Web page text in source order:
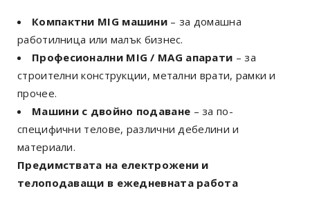
Компактни MIG машини – за домашна
работилница или малък бизнес.
Професионални MIG / MAG апарати – за
строителни конструкции, метални врати, рамки и
прочее.
Машини с двойно подаване – за по-
специфични телове, различни дебелини и
материали.
Предимствата на електрожени и
телоподаващи в ежедневната работа